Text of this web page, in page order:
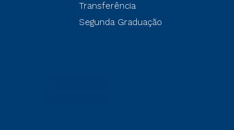
Transferência
Segunda Graduação